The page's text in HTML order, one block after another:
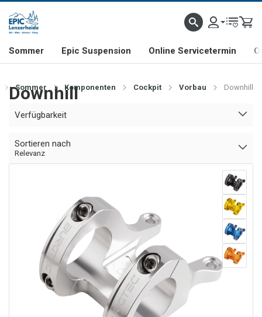
& FREERIDE-SPEZIALIST SCHWEIZER FIRMA SHOP & SHOWROOM IN
Sommer Epic Suspension Online Servicetermin
Sommer Komponenten Cockpit Vorbau Downhill
Downhill
Verfügbarkeit
Sortieren nach
Relevanz